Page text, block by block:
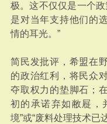
极。这不仅仅是一个政
是对当年支持他们的
情的耳光。”
简民发批评，希盟在
的政治红利，将民众
夺取权力的垫脚石；
初的承诺弃如敝屣，
境”或“废料处理技术已